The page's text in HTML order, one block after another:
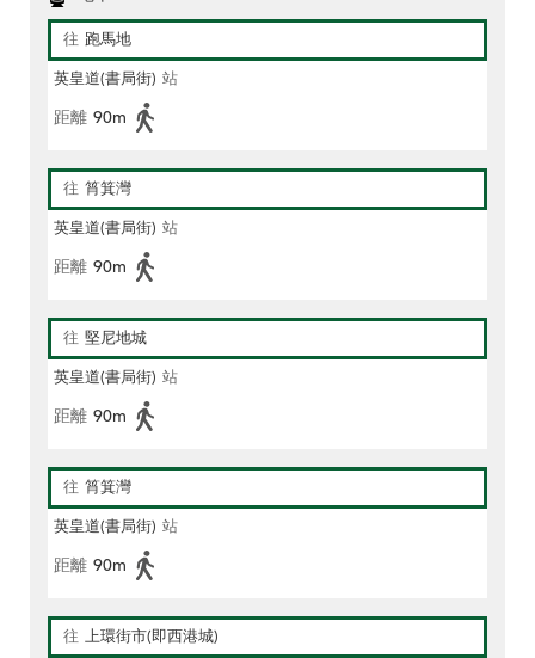
往 跑馬地
英皇道(書局街) 站
距離 90m
往 筲箕灣
英皇道(書局街) 站
距離 90m
往 堅尼地城
英皇道(書局街) 站
距離 90m
往 筲箕灣
英皇道(書局街) 站
距離 90m
往 上環街市(即西港城)